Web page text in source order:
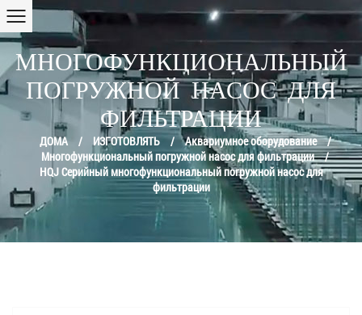
МНОГОФУНКЦИОНАЛЬНЫЙ
ПОГРУЖНОЙ НАСОС ДЛЯ
ФИЛЬТРАЦИИ
ДОМА / ИЗГОТОВЛЯТЬ / Аквариумное оборудование /
Многофункциональный погружной насос для фильтрации /
HQJ Серийный многофункциональный погружной насос для
фильтрации